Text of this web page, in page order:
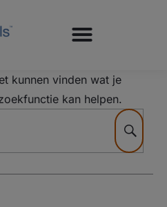
kunnen vinden wat je
kan helpen.